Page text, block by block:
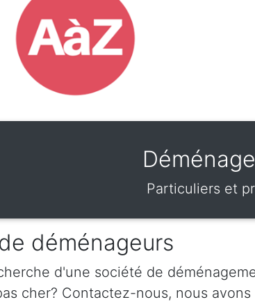
Particuliers et
déménageurs
d'une société de
cher? Contactez-nous, nous